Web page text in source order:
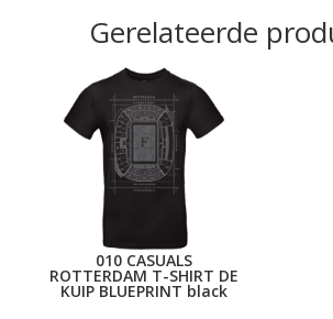
Gerelateerde
010 CASUALS
ROTTERDAM T-SHIRT DE
KUIP BLUEPRINT black